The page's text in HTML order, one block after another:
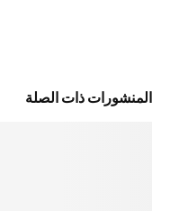
المنشورات ذات الصلة